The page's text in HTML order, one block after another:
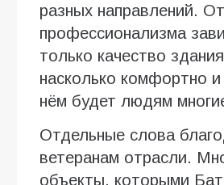
разных направлений.
профессионализма
только качество
насколько комфортно
нём будет людям
Отдельные слова
ветеранам отрасли.
объекты, которыми